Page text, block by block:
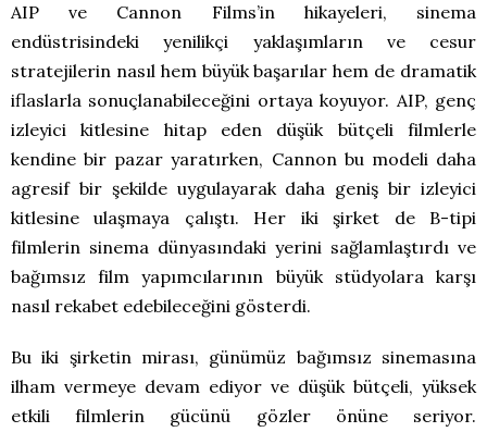
AIP ve Cannon Films’in hikayeleri, sinema
endüstrisindeki yenilikçi yaklaşımların ve cesur
stratejilerin nasıl hem büyük başarılar hem de dramatik
iflaslarla sonuçlanabileceğini ortaya koyuyor. AIP, genç
izleyici kitlesine hitap eden düşük bütçeli filmlerle
kendine bir pazar yaratırken, Cannon bu modeli daha
agresif bir şekilde uygulayarak daha geniş bir izleyici
kitlesine ulaşmaya çalıştı. Her iki şirket de B-tipi
filmlerin sinema dünyasındaki yerini sağlamlaştırdı ve
bağımsız film yapımcılarının büyük stüdyolara karşı
nasıl rekabet edebileceğini gösterdi.
Bu iki şirketin mirası, günümüz bağımsız sinemasına
ilham vermeye devam ediyor ve düşük bütçeli, yüksek
etkili filmlerin gücünü gözler önüne seriyor.